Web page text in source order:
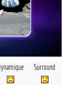
Surround